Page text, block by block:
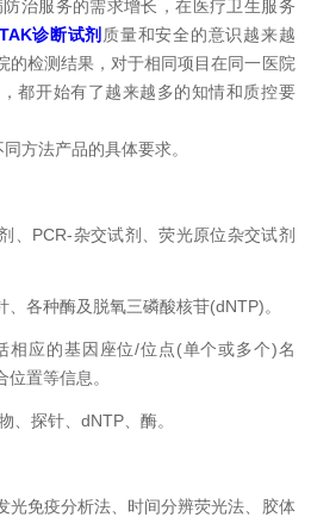
服务的需求增长，在医疗卫生服务
诊断试剂 质量和安全的意识越来越
的检测结果，对于相同项目在同一医院
都开始有了越来越多的知情和质控要
同方法产品的具体要求。
PCR-杂交试剂、荧光原位杂交试剂
各种酶及脱氧三磷酸核苷(dNTP)。
应的基因座位/位点(单个或多个)名
置等信息。
探针、dNTP、酶。
免疫分析法、时间分辨荧光法、胶体